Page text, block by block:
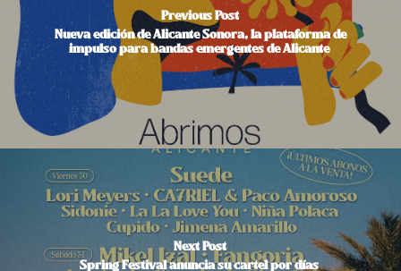
Previous Post
Nueva edición de Alicante Sonora, la plataforma de
impulso para bandas emergentes de Alicante
Next Post
Spring Festival anuncia su cartel por días